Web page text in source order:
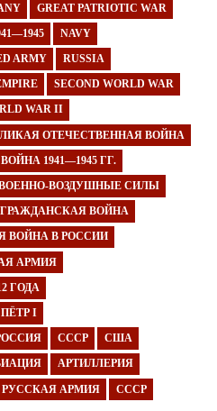
GREAT PATRIOTIC WAR
NAVY
ARMY RUSSIA
SECOND WORLD WAR
WAR II
ОТЕЧЕСТВЕННАЯ ВОЙНА
1941—1945 ГГ.
ВОЗДУШНЫЕ СИЛЫ
ГРАЖДАНСКАЯ ВОЙНА
ВОЙНА В РОССИИ
АРМИЯ
ГОДА
ПЁТР I
СССР США
АРТИЛЛЕРИЯ
РУССКАЯ АРМИЯ СССР